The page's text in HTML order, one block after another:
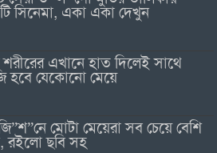
সিনেমা, একা একা দেখুন
এখানে হাত দিলেই সাথে
হবে যেকোনো মেয়ে
মোটা মেয়েরা সব চেয়ে বেশি
রইলো ছবি সহ